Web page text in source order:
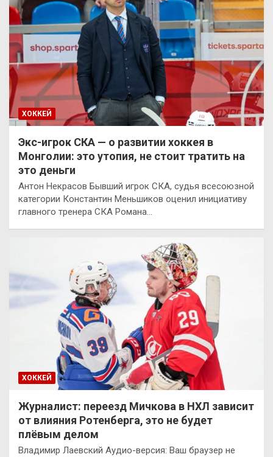
ХОККЕЙ
Экс-игрок СКА — о развитии хоккея в
Монголии: это утопия, не стоит тратить на
это деньги
Антон Некрасов Бывший игрок СКА, судья всесоюзной
категории Константин Меньшиков оценил инициативу
главного тренера СКА Романа…
ХОККЕЙ
Журналист: переезд Мичкова в НХЛ зависит
от влияния Ротенберга, это не будет
плёвым делом
Владимир Лаевский Аудио-версия: Ваш браузер не